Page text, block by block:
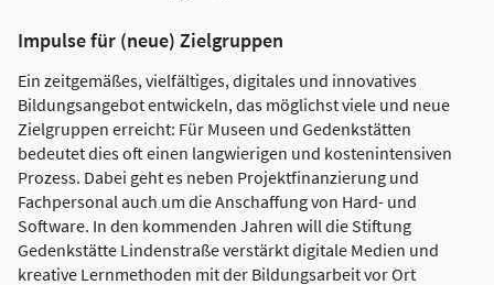
Impulse für (neue) Zielgruppen
Ein zeitgemäßes, vielfältiges, digitales und innovatives
Bildungsangebot entwickeln, das möglichst viele und neue
Zielgruppen erreicht: Für Museen und Gedenkstätten
bedeutet dies oft einen langwierigen und kostenintensiven
Prozess. Dabei geht es neben Projektfinanzierung und
Fachpersonal auch um die Anschaffung von Hard- und
Software. In den kommenden Jahren will die Stiftung
Gedenkstätte Lindenstraße verstärkt digitale Medien und
kreative Lernmethoden mit der Bildungsarbeit vor Ort